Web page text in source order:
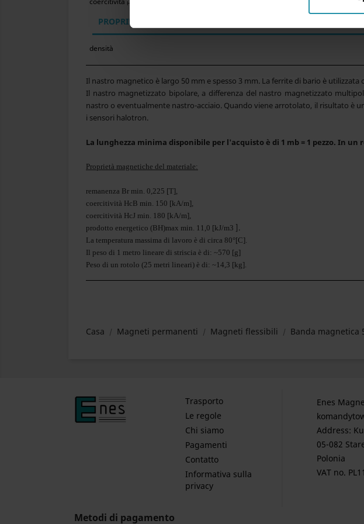
HcJ
PROPRIETÀ FISICHE
densità
Il nastro magnetico è largo 50 mm e spesso 3 mm. La ferrite di bario è
Il nastro magnetizzato bipolare, a differenza del nastro magnetizzato
nastro o eventualmente nastro-acciaio. Quando viene arrotolato, il risultato è
i sensori halotron.
La lunghezza minima disponibile per l'acquisto è di 1 mb = 1 pezzo. In un
Proprietà magnetiche del materiale:
remanenza Br min. 0,225 [T],
coercitività HcB min. 150 [kA/m],
coercitività HcJ min. 180 [kA/m],
prodotto energetico (BH)max min. 11,0 [kJ/m3 ].
La temperatura massima di lavoro è di circa 80°[C].
Il peso di 1 metro lineare di striscia è di: ~570 [g]
Peso di un rotolo (25 metri lineari) è di: ~14,3 [kg].
Casa Magneti permanenti Magneti flessibili Banda magnetica
Trasporto
Le regole
Chi siamo
Pagamenti
Contatto
Informativa sulla
privacy
Enes
Address:
05-082
Polonia
VAT no.
Metodi di pagamento